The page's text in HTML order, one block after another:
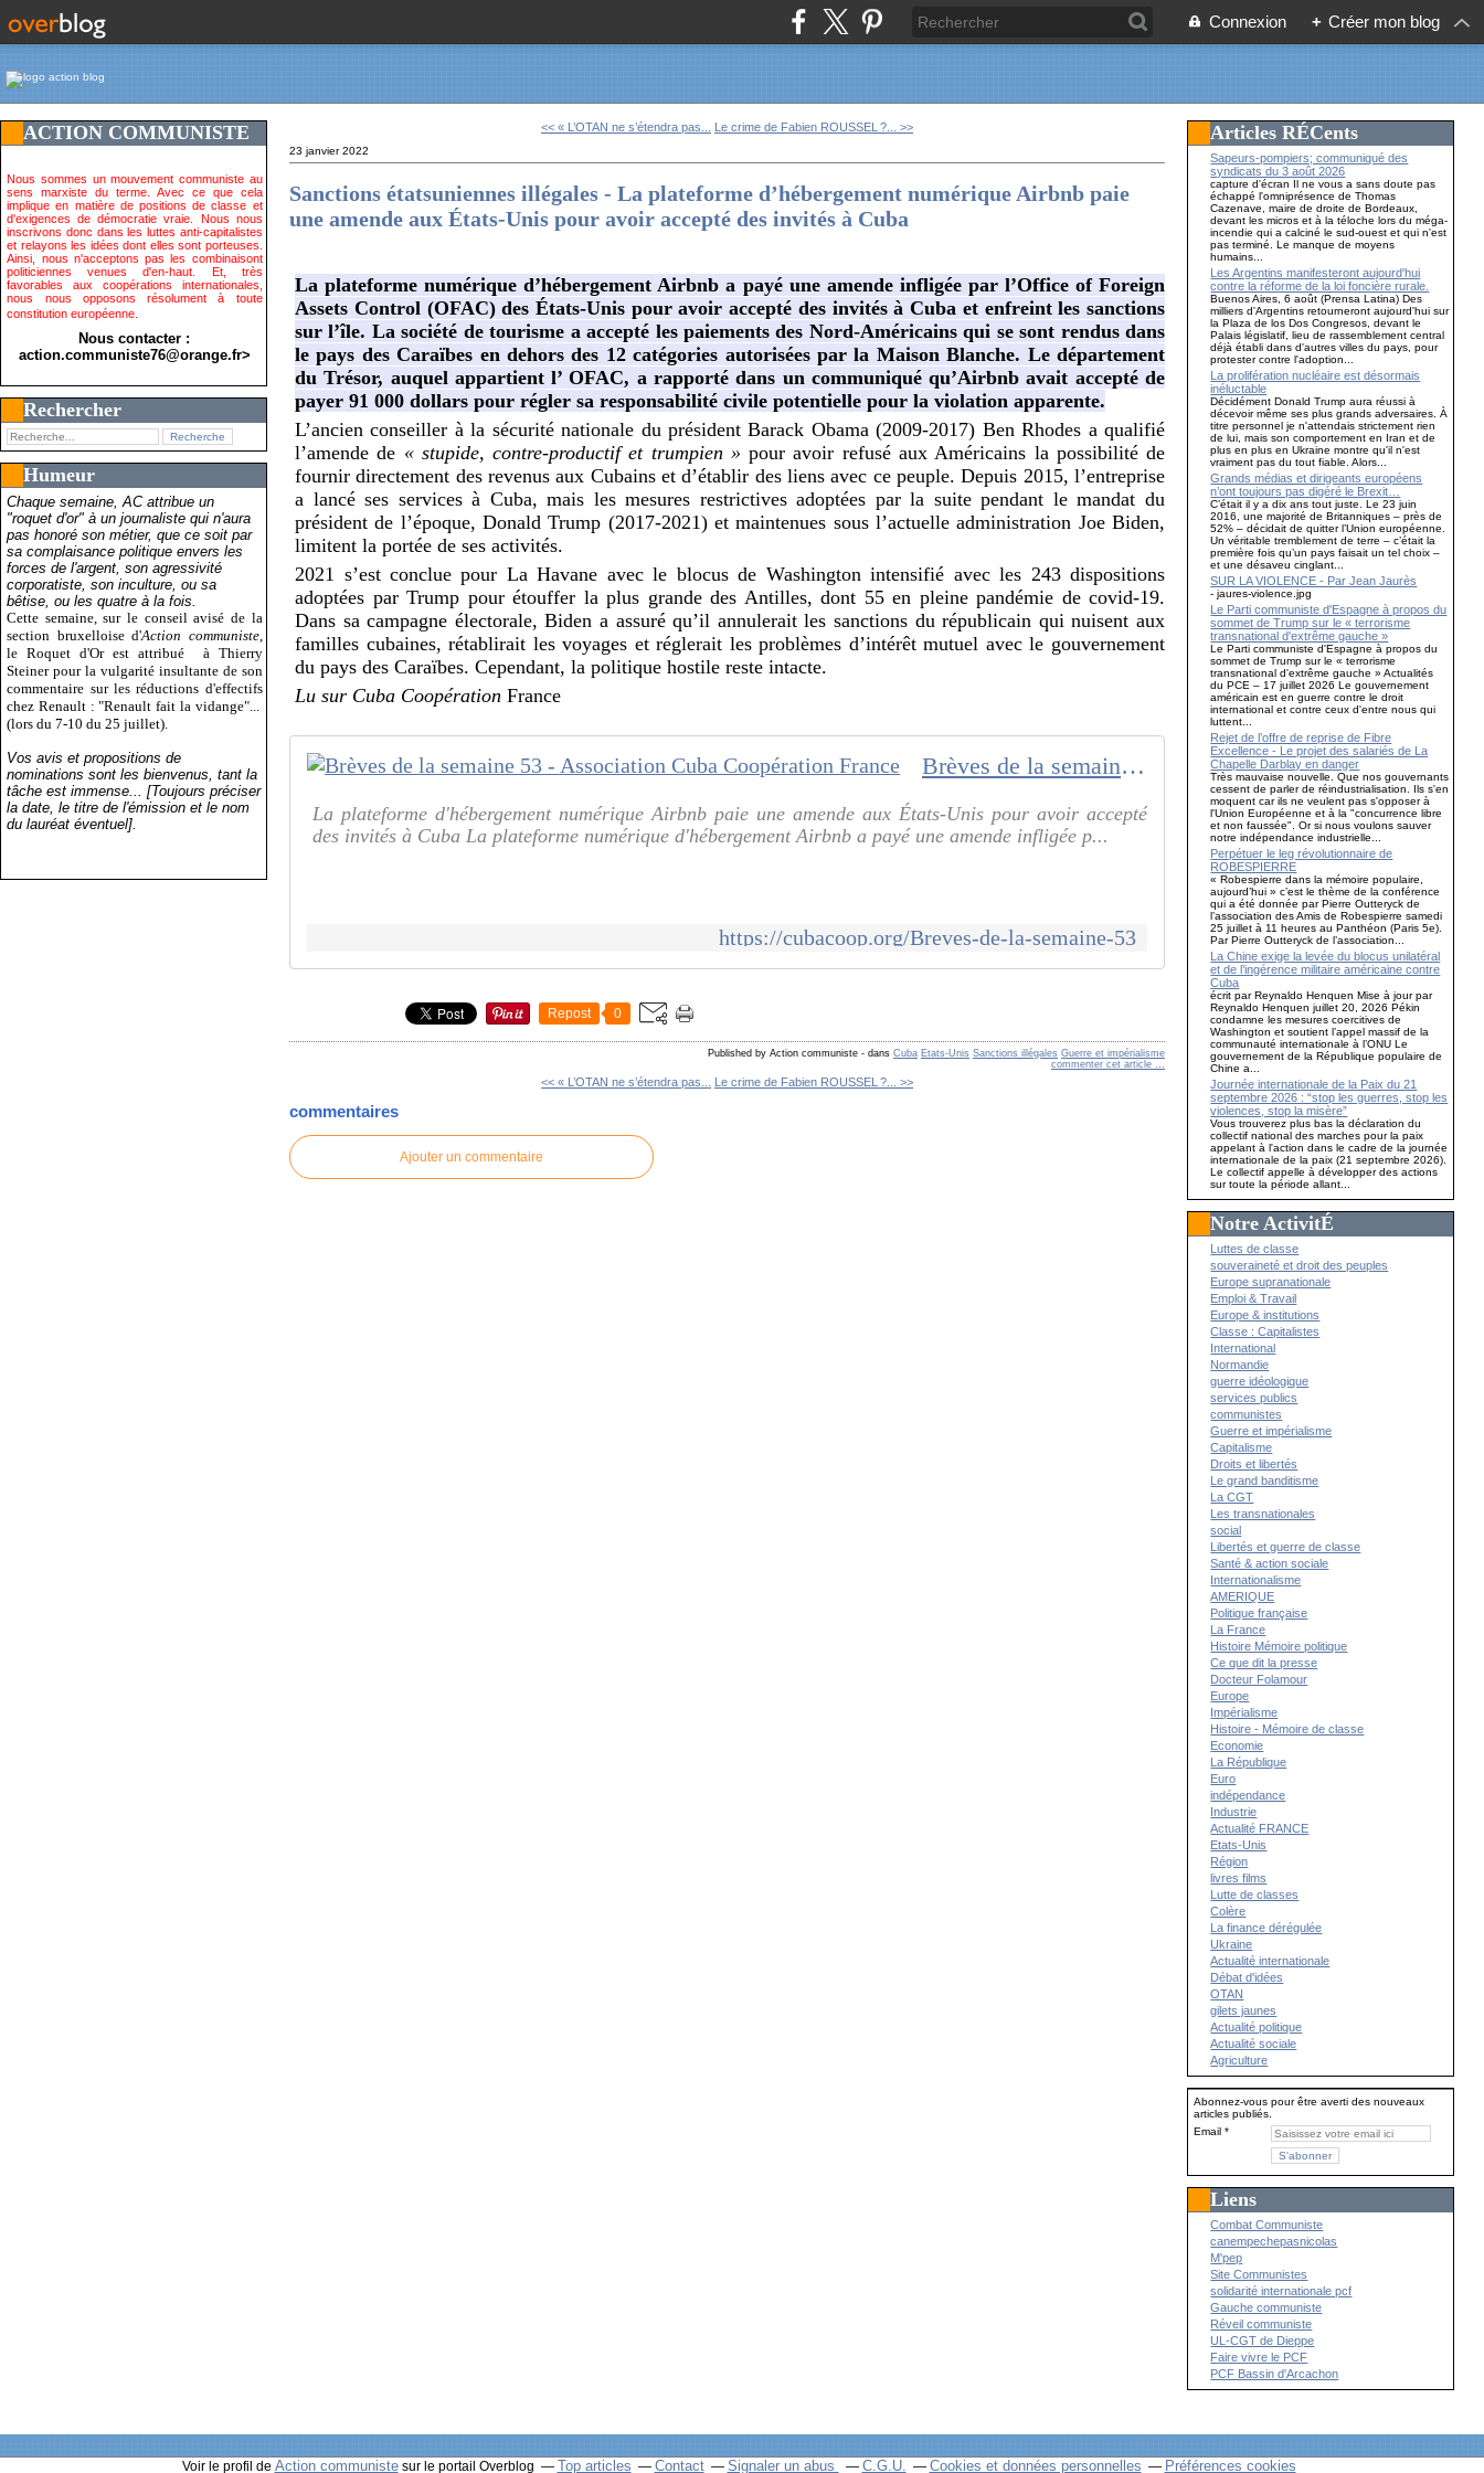
Connexion + Créer mon blog
ACTION COMMUNISTE
Nous sommes un mouvement communiste au
sens marxiste du terme. Avec ce que cela
implique en matière de positions de classe et
d'exigences de démocratie vraie. Nous nous
inscrivons donc dans les luttes anti-capitalistes
et relayons les idées dont elles sont porteuses.
Ainsi, nous n'acceptons pas les combinaisont
politiciennes venues d'en-haut. Et, très
favorables aux coopérations internationales,
nous nous opposons résolument à toute
constitution européenne.
Nous contacter :
action.communiste76@orange.fr>
Rechercher
Humeur
Chaque semaine, AC attribue un
"roquet d'or" à un journaliste qui n'aura
pas honoré son métier, que ce soit par
sa complaisance politique envers les
forces de l'argent, son agressivité
corporatiste, son inculture, ou sa
bêtise, ou les quatre à la fois.
Cette semaine, sur le conseil avisé de la
section bruxelloise d'Action communiste,
le Roquet d'Or est attribué
à Thierry
Steiner pour la vulgarité insultante de son
commentaire sur les réductions d'effectifs
chez Renault : "Renault fait la vidange"...
(lors du 7-10 du 25 juillet).
Vos avis et propositions de
nominations sont les bienvenus, tant la
tâche est immense... [Toujours préciser
la date, le titre de l'émission et le nom
du lauréat éventuel].
<< « L’OTAN ne s’étendra pas... Le crime de Fabien ROUSSEL ?... >>
23 janvier 2022
Sanctions étatsuniennes illégales - La plateforme d’hébergement numérique Airbnb paie
une amende aux États-Unis pour avoir accepté des invités à Cuba
La plateforme numérique d’hébergement Airbnb a payé une amende infligée par l’Office of Foreign
Assets Control (OFAC) des États-Unis pour avoir accepté des invités à Cuba et enfreint les sanctions
sur l’île. La société de tourisme a accepté les paiements des Nord-Américains qui se sont rendus dans
le pays des Caraïbes en dehors des 12 catégories autorisées par la Maison Blanche. Le département
du Trésor, auquel appartient l’ OFAC, a rapporté dans un communiqué qu’Airbnb avait accepté de
payer 91 000 dollars pour régler sa responsabilité civile potentielle pour la violation apparente.
L’ancien conseiller à la sécurité nationale du président Barack Obama (2009-2017) Ben Rhodes a qualifié
l’amende de « stupide, contre-productif et trumpien » pour avoir refusé aux Américains la possibilité de
fournir directement des revenus aux Cubains et d’établir des liens avec ce peuple. Depuis 2015, l’entreprise
a lancé ses services à Cuba, mais les mesures restrictives adoptées par la suite pendant le mandat du
président de l’époque, Donald Trump (2017-2021) et maintenues sous l’actuelle administration Joe Biden,
limitent la portée de ses activités.
2021 s’est conclue pour La Havane avec le blocus de Washington intensifié avec les 243 dispositions
adoptées par Trump pour étouffer la plus grande des Antilles, dont 55 en pleine pandémie de covid-19.
Dans sa campagne électorale, Biden a assuré qu’il annulerait les sanctions du républicain qui nuisent aux
familles cubaines, rétablirait les voyages et réglerait les problèmes d’intérêt mutuel avec le gouvernement
du pays des Caraïbes. Cependant, la politique hostile reste intacte.
Lu sur Cuba Coopération France
Brèves de la semaine 53 - Association Cuba Coopération France
La plateforme d'hébergement numérique Airbnb paie une amende aux États-Unis pour avoir accepté
des invités à Cuba La plateforme numérique d'hébergement Airbnb a payé une amende infligée p...
https://cubacoop.org/Breves-de-la-semaine-53
Repost 0
Published by Action communiste - dansCuba Etats-Unis Sanctions illégales Guerre et impérialisme
commenter cet article …
<< « L’OTAN ne s’étendra pas... Le crime de Fabien ROUSSEL ?... >>
commentaires
Ajouter un commentaire
Articles RÉCents
Sapeurs-pompiers; communiqué des
syndicats du 3 août 2026
capture d'écran Il ne vous a sans doute pas
échappé l'omniprésence de Thomas
Cazenave, maire de droite de Bordeaux,
devant les micros et à la téloche lors du méga-
incendie qui a calciné le sud-ouest et qui n'est
pas terminé. Le manque de moyens
humains...
Les Argentins manifesteront aujourd'hui
contre la réforme de la loi foncière rurale.
Buenos Aires, 6 août (Prensa Latina) Des
milliers d'Argentins retourneront aujourd'hui sur
la Plaza de los Dos Congresos, devant le
Palais législatif, lieu de rassemblement central
déjà établi dans d'autres villes du pays, pour
protester contre l'adoption...
La prolifération nucléaire est désormais
inéluctable
Décidément Donald Trump aura réussi à
décevoir même ses plus grands adversaires. À
titre personnel je n'attendais strictement rien
de lui, mais son comportement en Iran et de
plus en plus en Ukraine montre qu'il n'est
vraiment pas du tout fiable. Alors...
Grands médias et dirigeants européens
n’ont toujours pas digéré le Brexit…
C’était il y a dix ans tout juste. Le 23 juin
2016, une majorité de Britanniques – près de
52% – décidait de quitter l’Union européenne.
Un véritable tremblement de terre – c’était la
première fois qu’un pays faisait un tel choix –
et une désaveu cinglant...
SUR LA VIOLENCE - Par Jean Jaurès
- jaures-violence.jpg
Le Parti communiste d'Espagne à propos du
sommet de Trump sur le « terrorisme
transnational d'extrême gauche »
Le Parti communiste d'Espagne à propos du
sommet de Trump sur le « terrorisme
transnational d'extrême gauche » Actualités
du PCE – 17 juillet 2026 Le gouvernement
américain est en guerre contre le droit
international et contre ceux d'entre nous qui
luttent...
Rejet de l’offre de reprise de Fibre
Excellence - Le projet des salariés de La
Chapelle Darblay en danger
Très mauvaise nouvelle. Que nos gouvernants
cessent de parler de réindustrialisation. Ils s'en
moquent car ils ne veulent pas s'opposer à
l'Union Européenne et à la "concurrence libre
et non faussée". Or si nous voulons sauver
notre indépendance industrielle...
Perpétuer le leg révolutionnaire de
ROBESPIERRE
« Robespierre dans la mémoire populaire,
aujourd’hui » c’est le thème de la conférence
qui a été donnée par Pierre Outteryck de
l’association des Amis de Robespierre samedi
25 juillet à 11 heures au Panthéon (Paris 5e).
Par Pierre Outteryck de l’association...
La Chine exige la levée du blocus unilatéral
et de l’ingérence militaire américaine contre
Cuba
écrit par Reynaldo Henquen Mise à jour par
Reynaldo Henquen juillet 20, 2026 Pékin
condamne les mesures coercitives de
Washington et soutient l’appel massif de la
communauté internationale à l’ONU Le
gouvernement de la République populaire de
Chine a...
Journée internationale de la Paix du 21
septembre 2026 : “stop les guerres, stop les
violences, stop la misère”
Vous trouverez plus bas la déclaration du
collectif national des marches pour la paix
appelant à l'action dans le cadre de la journée
internationale de la paix (21 septembre 2026).
Le collectif appelle à développer des actions
sur toute la période allant...
Notre ActivitÉ
Luttes de classe
souveraineté et droit des peuples
Europe supranationale
Emploi & Travail
Europe & institutions
Classe : Capitalistes
International
Normandie
guerre idéologique
services publics
communistes
Guerre et impérialisme
Capitalisme
Droits et libertés
Le grand banditisme
La CGT
Les transnationales
social
Libertés et guerre de classe
Santé & action sociale
Internationalisme
AMERIQUE
Politique française
La France
Histoire Mémoire politique
Ce que dit la presse
Docteur Folamour
Europe
Impérialisme
Histoire - Mémoire de classe
Economie
La République
Euro
indépendance
Industrie
Actualité FRANCE
Etats-Unis
Région
livres films
Lutte de classes
Colère
La finance dérégulée
Ukraine
Actualité internationale
Débat d'idées
OTAN
gilets jaunes
Actualité politique
Actualité sociale
Agriculture
Abonnez-vous pour être averti des nouveaux
articles publiés.
Email
Liens
Combat Communiste
canempechepasnicolas
M'pep
Site Communistes
solidarité internationale pcf
Gauche communiste
Réveil communiste
UL-CGT de Dieppe
Faire vivre le PCF
PCF Bassin d'Arcachon
Voir le profil de Action communistesur le portail Overblog Top articles Contact Signaler un abus C.G.U. Cookies et données personnelles Préférences cookies